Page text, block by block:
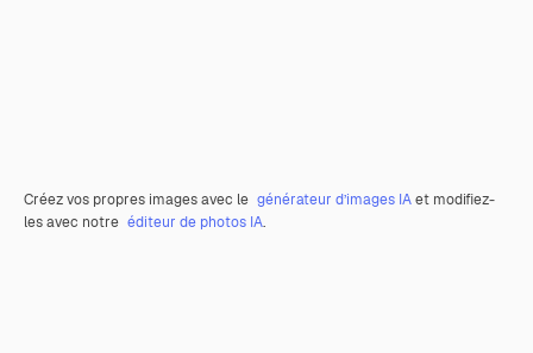
Créez vos propres images avec le générateur d’images IAet modifiez-
les avec notre éditeur de photos IA.